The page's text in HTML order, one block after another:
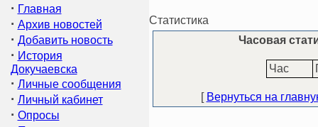
· Главная
· Архив новостей
· Добавить новость
· История
Докучаевска
· Личные сообщения
· Личный кабинет
· Опросы
Статистика
Часовая
Час
[ Вернуться на